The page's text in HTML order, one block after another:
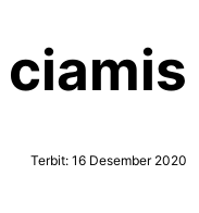
ciamis
Terbit: 16 Desember 2020